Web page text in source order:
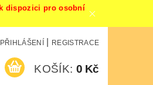
k dispozici pro osobní
PŘIHLÁŠENÍ REGISTRACE
KOŠÍK: 0 Kč